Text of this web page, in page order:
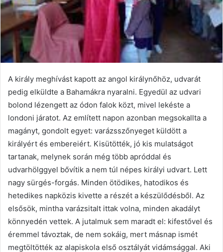
A király meghívást kapott az angol királynőhöz, udvarát
pedig elküldte a Bahamákra nyaralni. Egyedül az udvari
bolond lézengett az ódon falok közt, mivel lekéste a
londoni járatot. Az említett napon azonban megsokallta a
magányt, gondolt egyet: varázsszőnyeget küldött a
királyért és embereiért. Kisütötték, jó kis mulatságot
tartanak, melynek során még több apróddal és
udvarhölggyel bővítik a nem túl népes királyi udvart. Lett
nagy sürgés-forgás. Minden ötödikes, hatodikos és
hetedikes napközis kivette a részét a készülődésből. Az
elsősök, mintha varázsitalt ittak volna, minden akadályt
könnyedén vettek. A jutalmuk sem maradt el: kifestővel és
éremmel távoztak, de nem sokáig, mert másnap ismét
megtöltötték az alapiskola első osztályát vidámsággal. Aki